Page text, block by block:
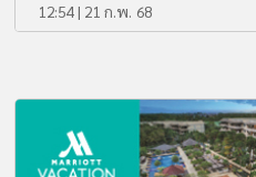
12:54 | 21 ก.พ. 68